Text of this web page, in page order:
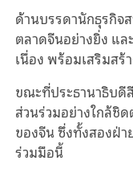
ด้านบรรดานักธุรกิจ
ตลาดจีนอย่างยิ่ง แล
เนื่องพร้อมเสริมสร้
ขณะที่ประธานาธิบดี
ส่วนร่วมอย่างใกล้ชิด
ของจีนซึ่งทั้งสองฝ่า
ร่วมมือนี้